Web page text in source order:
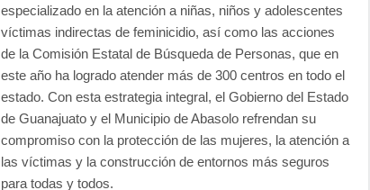
especializado en la atención a niñas, niños y adolescentes
víctimas indirectas de feminicidio, así como las acciones
de la Comisión Estatal de Búsqueda de Personas, que en
este año ha logrado atender más de 300 centros en todo el
estado. Con esta estrategia integral, el Gobierno del Estado
de Guanajuato y el Municipio de Abasolo refrendan su
compromiso con la protección de las mujeres, la atención a
las víctimas y la construcción de entornos más seguros
para todas y todos.